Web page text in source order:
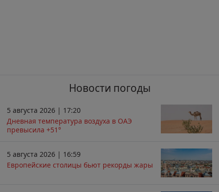
Новости погоды
5 августа 2026 | 17:20
Дневная температура воздуха в ОАЭ
превысила +51°
5 августа 2026 | 16:59
Европейские столицы бьют рекорды жары